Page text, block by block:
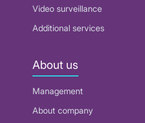
Video surveillance
Additional services
About us
Management
About company